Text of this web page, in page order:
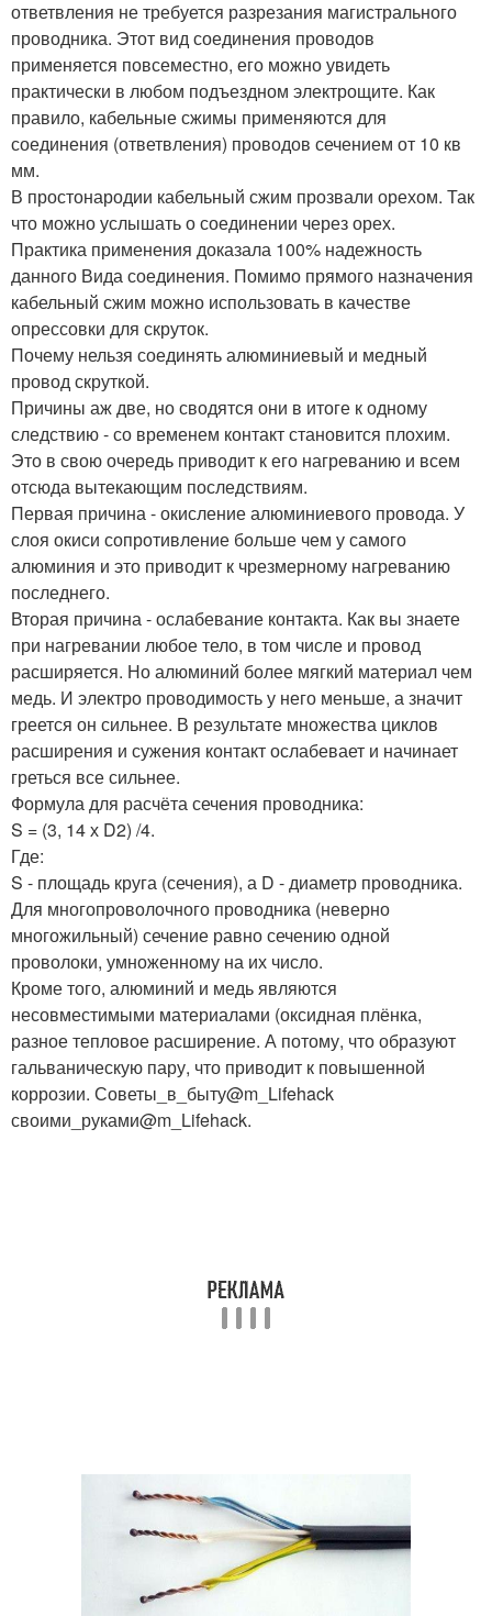
ответвления не требуется разрезания магистрального
проводника. Этот вид соединения проводов
применяется повсеместно, его можно увидеть
практически в любом подъездном электрощите. Как
правило, кабельные сжимы применяются для
соединения (ответвления) проводов сечением от 10 кв
мм.
В простонародии кабельный сжим прозвали орехом. Так
что можно услышать о соединении через орех.
Практика применения доказала 100% надежность
данного Вида соединения. Помимо прямого назначения
кабельный сжим можно использовать в качестве
опрессовки для скруток.
Почему нельзя соединять алюминиевый и медный
провод скруткой.
Причины аж две, но сводятся они в итоге к одному
следствию - со временем контакт становится плохим.
Это в свою очередь приводит к его нагреванию и всем
отсюда вытекающим последствиям.
Первая причина - окисление алюминиевого провода. У
слоя окиси сопротивление больше чем у самого
алюминия и это приводит к чрезмерному нагреванию
последнего.
Вторая причина - ослабевание контакта. Как вы знаете
при нагревании любое тело, в том числе и провод
расширяется. Но алюминий более мягкий материал чем
медь. И электро проводимость у него меньше, а значит
греется он сильнее. В результате множества циклов
расширения и сужения контакт ослабевает и начинает
греться все сильнее.
Формула для расчёта сечения проводника:
S = (3, 14 х D2) /4.
Где:
S - площадь круга (сечения), а D - диаметр проводника.
Для многопроволочного проводника (неверно
многожильный) сечение равно сечению одной
проволоки, умноженному на их число.
Кроме того, алюминий и медь являются
несовместимыми материалами (оксидная плёнка,
разное тепловое расширение. А потому, что образуют
гальваническую пару, что приводит к повышенной
коррозии. Советы_в_быту@m_Lifehack
своими_руками@m_Lifehack.